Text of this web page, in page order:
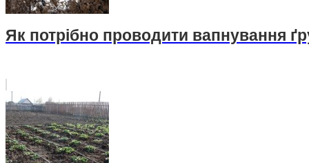
Як потрібно проводити вапнування